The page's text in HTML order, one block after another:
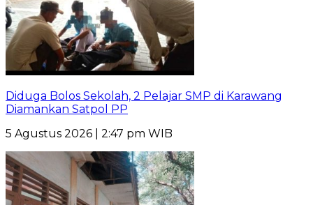
Diduga Bolos Sekolah, 2 Pelajar SMP di Karawang
Diamankan Satpol PP
5 Agustus 2026 | 2:47 pm WIB